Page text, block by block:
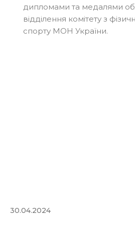
дипломами та медалями
відділення комітету з
спорту МОН України.
30.04.2024